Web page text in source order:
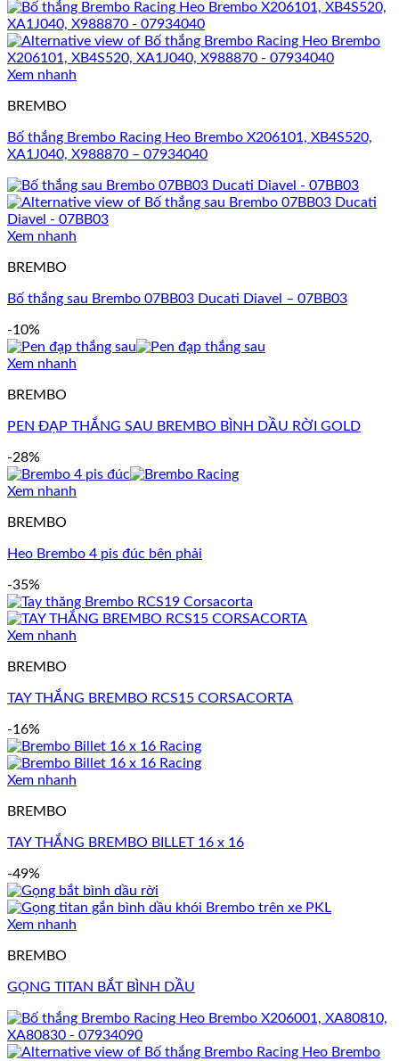
Xem nhanh
BREMBO
Bố thắng Brembo Racing Heo Brembo X206101, XB4S520,
XA1J040, X988870 – 07934040
Xem nhanh
BREMBO
Bố thắng sau Brembo 07BB03 Ducati Diavel – 07BB03
-10%
Xem nhanh
BREMBO
PEN ĐẠP THẮNG SAU BREMBO BÌNH DẦU RỜI GOLD
-28%
Xem nhanh
BREMBO
Heo Brembo 4 pis đúc bên phải
-35%
Xem nhanh
BREMBO
TAY THẮNG BREMBO RCS15 CORSACORTA
-16%
Xem nhanh
BREMBO
TAY THẮNG BREMBO BILLET 16 x 16
-49%
Xem nhanh
BREMBO
GỌNG TITAN BẮT BÌNH DẦU